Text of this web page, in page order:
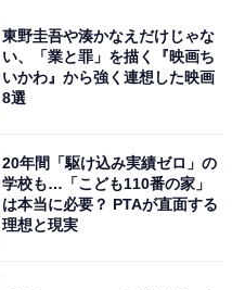
感じさせない、実力派だと思
？
東野圭吾や湊かなえだけじゃな
い、「業と罪」を描く『映画ち
いかわ』から強く連想した映画
8選
20年間「駆け込み実績ゼロ」の
学校も…「こども110番の家」
は本当に必要？ PTAが直面する
理想と現実